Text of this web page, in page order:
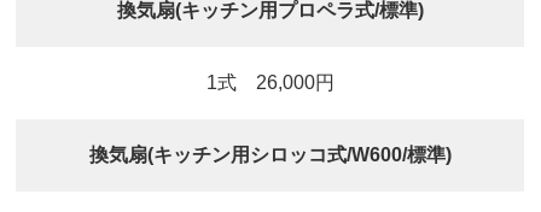
換気扇(キッチン用プロペラ式/標準)
1式 26,000円
換気扇(キッチン用シロッコ式/W600/標準)